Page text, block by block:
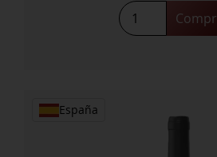
Imperfect
Feteasca
España